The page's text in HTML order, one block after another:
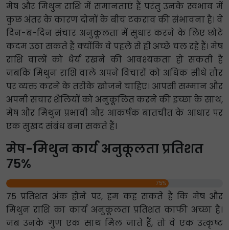
मेष और मिथुन राशि में समानताएं हैं परंतु उनके स्वभाव में
कुछ अंतर के कारण दोनों के बीच टकराव की संभावना है। वे
दिन-ब-दिन संचार अनुकूलता में सुधार करने के लिए छोटे
कदम उठा सकते हैं क्योंकि वे पहले से ही अच्छे चल रहे हैं। मेष
राशि वालों को धैर्य रखने की आवश्यकता हो सकती है
जबकि मिथुन राशि वाले अपने विचारों को अधिक सीधे तौर
पर व्यक्त करने के तरीके खोजने चाहिए। आपसी सम्मान और
अपनी संचार शैलियों को अनुकूलित करने की इच्छा के साथ,
मेष और मिथुन प्रभावी और आकर्षक बातचीत के आधार पर
एक सुखद संबंध बना सकते हैं।
मेष-मिथुन कार्य अनुकूलता प्रतिशत
75%
75%
75 प्रतिशत अंक होने पर, हम कह सकते हैं कि मेष और
मिथुन राशि का कार्य अनुकूलता प्रतिशत काफी अच्छा है।
जब उनके गुण एक साथ मिल जाते हैं, तो वे एक उत्कृष्ट